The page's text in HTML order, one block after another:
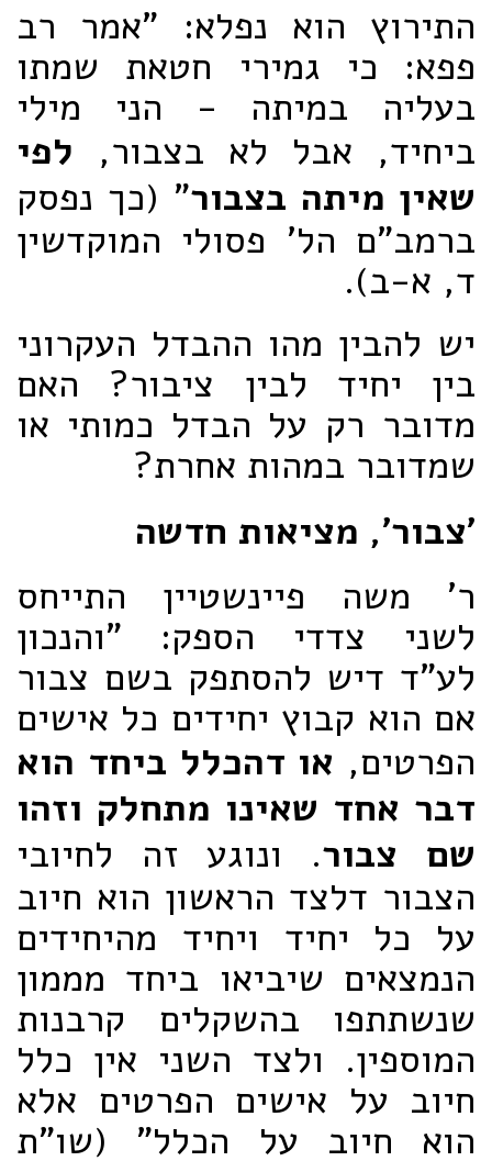
התירוץ הוא נפלא: "אמר רב
פפא: כי גמירי חטאת שמתו
בעליה במיתה - הני מילי
ביחיד, אבל לא בצבור, לפי
שאין מיתה בצבור" (כך נפסק
ברמב"ם הל' פסולי המוקדשין
ד, א-ב).
יש להבין מהו ההבדל העקרוני
בין יחיד לבין ציבור? האם
מדובר רק על הבדל כמותי או
שמדובר במהות אחרת?
'צבור', מציאות חדשה
ר' משה פיינשטיין התייחס
לשני צדדי הספק: "והנכון
לע"ד דיש להסתפק בשם צבור
אם הוא קבוץ יחידים כל אישים
הפרטים, או דהכלל ביחד הוא
דבר אחד שאינו מתחלק וזהו
שם צבור. ונוגע זה לחיובי
הצבור דלצד הראשון הוא חיוב
על כל יחיד ויחיד מהיחידים
הנמצאים שיביאו ביחד מממון
שנשתתפו בהשקלים קרבנות
המוספין. ולצד השני אין כלל
חיוב על אישים הפרטים אלא
הוא חיוב על הכלל" (שו"ת